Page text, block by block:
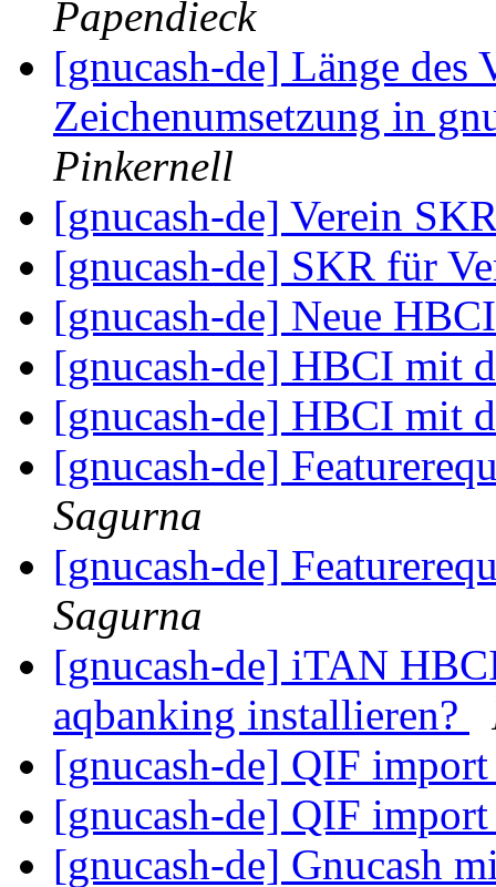
Papendieck
[gnucash-de] Länge des
Zeichenumsetzung in
Pinkernell
[gnucash-de] Verein
[gnucash-de] SKR für
[gnucash-de] Neue
[gnucash-de] HBCI mit
[gnucash-de] HBCI mit
[gnucash-de]
Sagurna
[gnucash-de]
Sagurna
[gnucash-de] iTAN
aqbanking installieren?
[gnucash-de] QIF
[gnucash-de] QIF
[gnucash-de] Gnucash